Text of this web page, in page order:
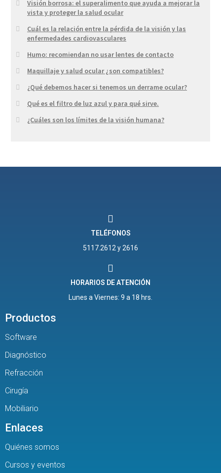
Visión borrosa: el superalimento que ayuda a mejorar la
vista y proteger la salud ocular
Cuál es la relación entre la pérdida de la visión y las
enfermedades cardiovasculares
Humo: recomiendan no usar lentes de contacto
Maquillaje y salud ocular ¿son compatibles?
¿Qué debemos hacer si tenemos un derrame ocular?
Qué es el filtro de luz azul y para qué sirve.
¿Cuáles son los límites de la visión humana?
TELÉFONOS
5117.2612 y 2616
HORARIOS DE ATENCIÓN
Lunes a Viernes: 9 a 18 hrs.
Productos
Software
Diagnóstico
Refracción
Cirugía
Mobiliario
Enlaces
Quiénes somos
Cursos y eventos